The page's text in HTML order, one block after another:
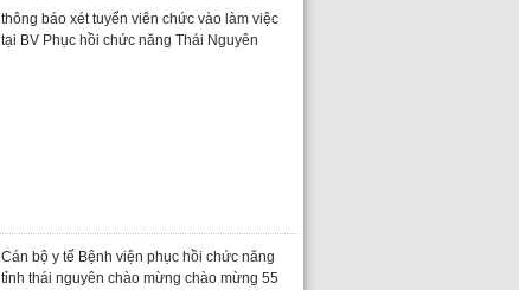
thông báo xét tuyển viên chức vào làm việc
tại BV Phục hồi chức năng Thái Nguyên
Cán bộ y tế Bệnh viện phục hồi chức năng
tỉnh thái nguyên chào mừng chào mừng 55